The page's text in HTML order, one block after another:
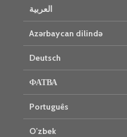
العربية
Azərbaycan dilində
Deutsch
ФАТВА
Português
O’zbek